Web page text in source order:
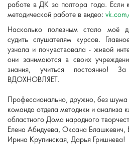
работе в ДК за полтора года. Если
методической работе в видео:
Насколько полезным стало моё
судить слушателям курсов.
узнала и почувствовала - живой
они занимаются в своих
знания, учиться
ВДОХНОВЛЯЕТ.
Профессионально, дружно, без
команда отдела методики и анализа
областного Дома народного
Елена Абидуева, Оксана Блашкевич,
Ирина Крупинская, Дарья Гришнева!